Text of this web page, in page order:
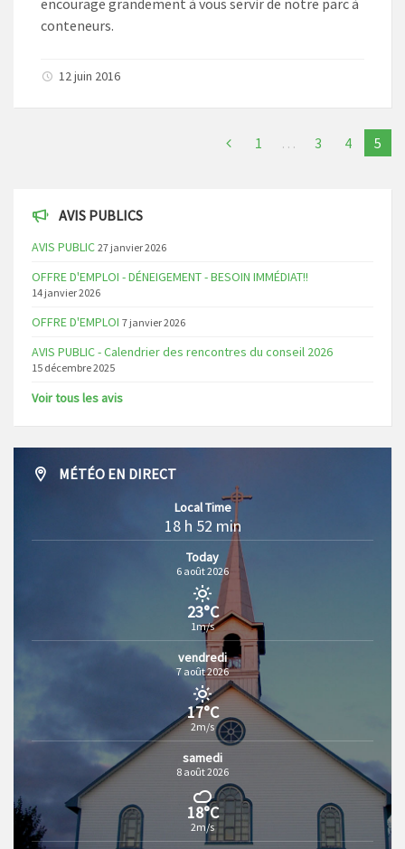
encourage grandement à vous servir de notre parc à
conteneurs.
12 juin 2016
1 … 3 4 5
AVIS PUBLICS
AVIS PUBLIC 27 janvier 2026
OFFRE D'EMPLOI - DÉNEIGEMENT - BESOIN IMMÉDIAT!!
14 janvier 2026
OFFRE D'EMPLOI 7 janvier 2026
AVIS PUBLIC - Calendrier des rencontres du conseil 2026
15 décembre 2025
Voir tous les avis
MÉTÉO EN DIRECT
Local Time
18 h 52 min
Today
6 août 2026
23°C
1m/s
vendredi
7 août 2026
17°C
2m/s
samedi
8 août 2026
18°C
2m/s